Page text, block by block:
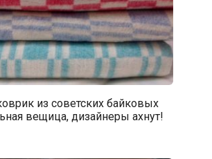
из советских байковых
вещица, дизайнеры ахнут!